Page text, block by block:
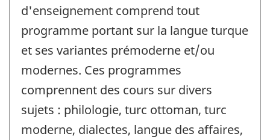
d'enseignement comprend tout
programme portant sur la langue turque
et ses variantes prémoderne et/ou
modernes. Ces programmes
comprennent des cours sur divers
sujets : philologie, turc ottoman, turc
moderne, dialectes, langue des affaires,